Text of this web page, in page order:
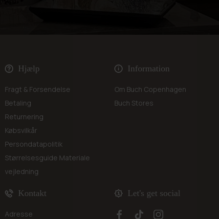
Hjælp
Fragt & Forsendelse
Betaling
Returnering
Købsvilkår
Persondatapolitik
Størrelsesguide Materiale
vejledning
Information
Om Buch Copenhagen
Buch Stores
Kontakt
Adresse
Let's get social